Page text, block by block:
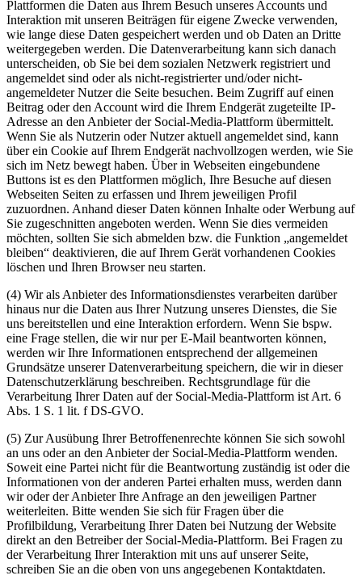
Plattformen die Daten aus Ihrem Besuch unseres Accounts und
Interaktion mit unseren Beiträgen für eigene Zwecke verwenden,
wie lange diese Daten gespeichert werden und ob Daten an Dritte
weitergegeben werden. Die Datenverarbeitung kann sich danach
unterscheiden, ob Sie bei dem sozialen Netzwerk registriert und
angemeldet sind oder als nicht-registrierter und/oder nicht-
angemeldeter Nutzer die Seite besuchen. Beim Zugriff auf einen
Beitrag oder den Account wird die Ihrem Endgerät zugeteilte IP-
Adresse an den Anbieter der Social-Media-Plattform übermittelt.
Wenn Sie als Nutzerin oder Nutzer aktuell angemeldet sind, kann
über ein Cookie auf Ihrem Endgerät nachvollzogen werden, wie Sie
sich im Netz bewegt haben. Über in Webseiten eingebundene
Buttons ist es den Plattformen möglich, Ihre Besuche auf diesen
Webseiten Seiten zu erfassen und Ihrem jeweiligen Profil
zuzuordnen. Anhand dieser Daten können Inhalte oder Werbung auf
Sie zugeschnitten angeboten werden. Wenn Sie dies vermeiden
möchten, sollten Sie sich abmelden bzw. die Funktion „angemeldet
bleiben“ deaktivieren, die auf Ihrem Gerät vorhandenen Cookies
löschen und Ihren Browser neu starten.
(4) Wir als Anbieter des Informationsdienstes verarbeiten darüber
hinaus nur die Daten aus Ihrer Nutzung unseres Dienstes, die Sie
uns bereitstellen und eine Interaktion erfordern. Wenn Sie bspw.
eine Frage stellen, die wir nur per E-Mail beantworten können,
werden wir Ihre Informationen entsprechend der allgemeinen
Grundsätze unserer Datenverarbeitung speichern, die wir in dieser
Datenschutzerklärung beschreiben. Rechtsgrundlage für die
Verarbeitung Ihrer Daten auf der Social-Media-Plattform ist Art. 6
Abs. 1 S. 1 lit. f DS-GVO.
(5) Zur Ausübung Ihrer Betroffenenrechte können Sie sich sowohl
an uns oder an den Anbieter der Social-Media-Plattform wenden.
Soweit eine Partei nicht für die Beantwortung zuständig ist oder die
Informationen von der anderen Partei erhalten muss, werden dann
wir oder der Anbieter Ihre Anfrage an den jeweiligen Partner
weiterleiten. Bitte wenden Sie sich für Fragen über die
Profilbildung, Verarbeitung Ihrer Daten bei Nutzung der Website
direkt an den Betreiber der Social-Media-Plattform. Bei Fragen zu
der Verarbeitung Ihrer Interaktion mit uns auf unserer Seite,
schreiben Sie an die oben von uns angegebenen Kontaktdaten.